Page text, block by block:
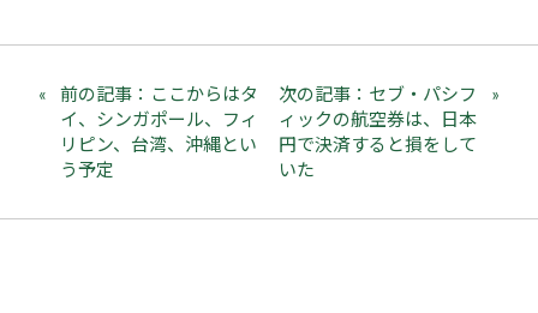
前の記事：ここからはタ
イ、シンガポール、フィ
リピン、台湾、沖縄とい
う予定
次の記事：セブ・パシフ
ィックの航空券は、日本
円で決済すると損をして
いた